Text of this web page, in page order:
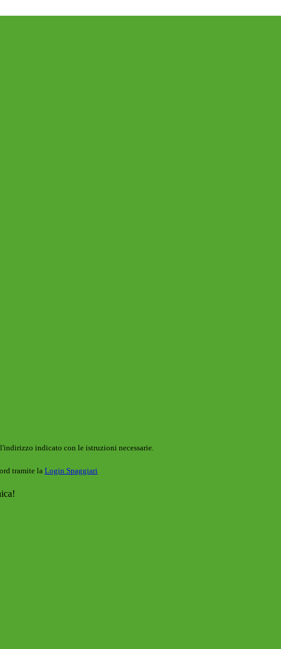
indicato con le istruzioni necessarie.
tramite la Login Spaggiari